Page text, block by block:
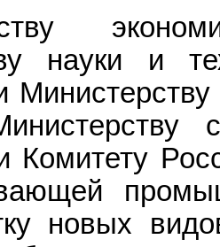
науки и
Комитету
новых